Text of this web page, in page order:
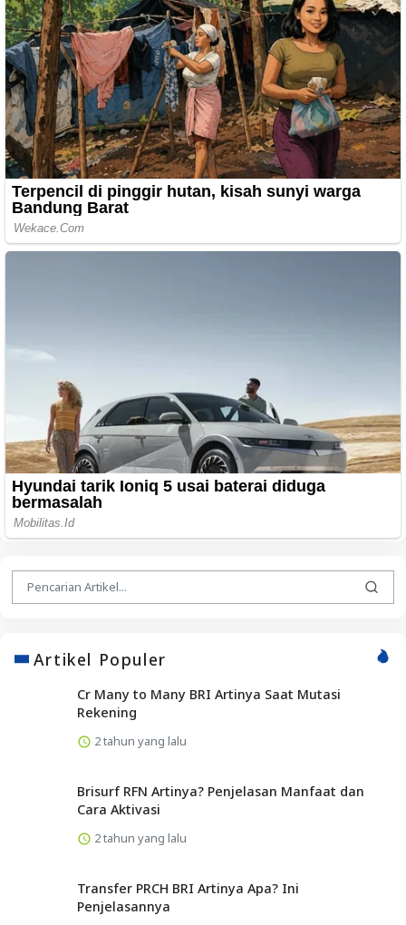
Artikel Populer
Cr Many to Many BRI Artinya Saat Mutasi
Rekening
2 tahun yang lalu
Brisurf RFN Artinya? Penjelasan Manfaat dan
Cara Aktivasi
2 tahun yang lalu
Transfer PRCH BRI Artinya Apa? Ini
Penjelasannya